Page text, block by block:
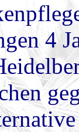
4